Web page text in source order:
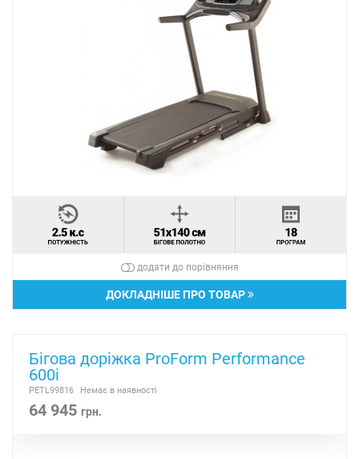
додати до порівняння
ДОКЛАДНІШЕ ПРО ТОВАР
Бігова доріжка ProForm Performance
600i
PETL99816 Немає в наявності
64 945 грн.